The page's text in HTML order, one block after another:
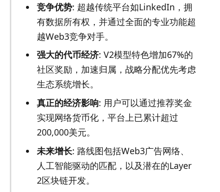
竞争优势: 超越传统平台如LinkedIn，拥
有数据所有权，并通过全面的专业功能超
越Web3竞争对手。
强大的代币经济: V2模型特色增加67%的
社区奖励，加速归属，战略分配优先考虑
生态系统增长。
真正的经济影响: 用户可以通过推荐奖金
实现网络货币化，平台上已累计超过
200,000美元。
未来增长: 路线图包括Web3广告网络、
人工智能驱动的匹配，以及潜在的Layer
2区块链开发。